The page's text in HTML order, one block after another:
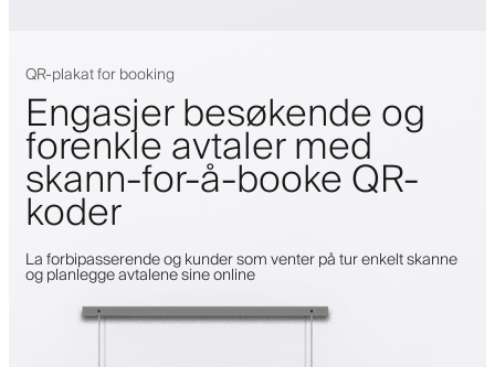
QR-plakat for booking
Engasjer besøkende og
forenkle avtaler med
skann-for-å-booke QR-
koder
La forbipasserende og kunder som venter på tur enkelt skanne
og planlegge avtalene sine online